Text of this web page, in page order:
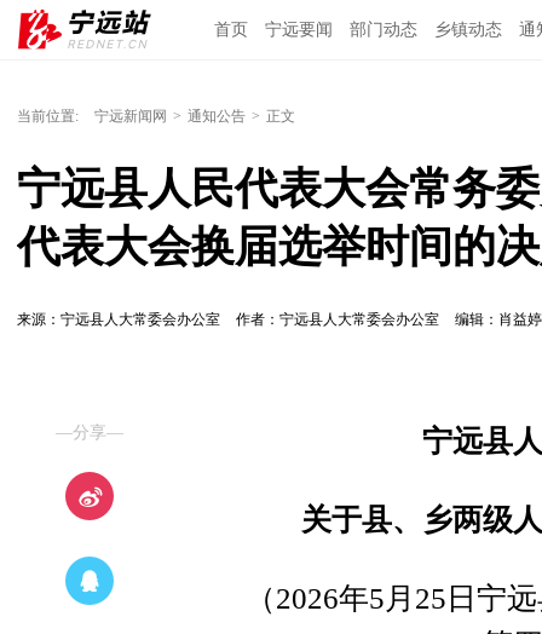
首页 宁远要闻 部门动态 乡镇动态 通
当前位置: 宁远新闻网 > 通知公告 > 正文
宁远县人民代表大会常务
代表大会换届选举时间的
来源：宁远县人大常委会办公室 作者：宁远县人大常委会办公室 编辑：肖益
—分享— 宁远县
关于县、乡两级
（2026年5月25日宁